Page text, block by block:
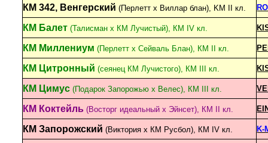
КМ 342, Венгерский (Перлетт х Виллар блан), KM II кл.
КМ Балет (Талисман x КМ Лучистый), КМ IV кл.
КМ Миллениум(Перлетт x Сейваль Блан), КМ II кл.
КМ Цитронный (сеянец КМ Лучистого), КМ III кл.
КМ Цимус (Подарок Запорожью х Велес), КМ III кл.
КМ Коктейль (Восторг идеальный х Эйнсет), КМ II кл.
КМ Запорожский (Виктория x КМ Русбол), КМ IV кл. K-